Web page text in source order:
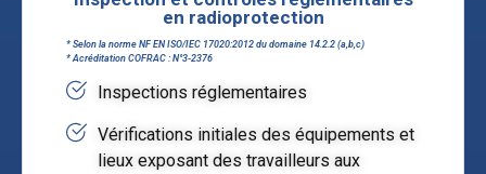
en radioprotection
* Selon la norme NF EN ISO/IEC 17020:2012 du domaine 14.2.2 (a,b,c)
* Acréditation COFRAC : N°3-2376
Inspections réglementaires
Vérifications initiales des équipements et
lieux exposant des travailleurs aux